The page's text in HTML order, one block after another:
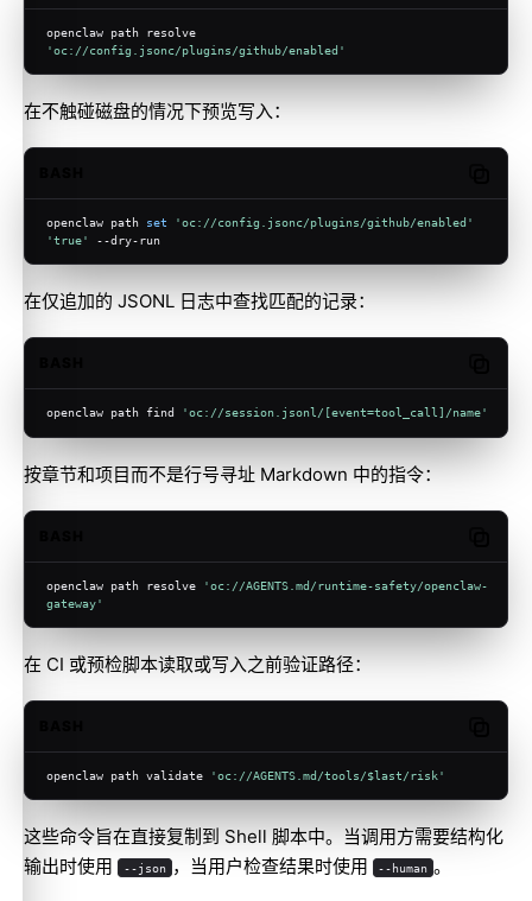
'oc://config.jsonc/plugins/github/enabled'
在不触碰磁盘的情况下预览写入：
openclaw path set
'oc://config.jsonc/plugins/github/enabled'
'true'
--dry-run
在仅追加的 JSONL 日志中查找匹配的记录：
openclaw path find 'oc://session.jsonl/[event=tool_call]/name'
按章节和项目而不是行号寻址 Markdown 中的指令：
openclaw path resolve
'oc://AGENTS.md/runtime-safety/openclaw-
gateway'
在 CI 或预检脚本读取或写入之前验证路径：
openclaw path validate 'oc://AGENTS.md/tools/$last/risk'
这些命令旨在直接复制到 Shell 脚本中。当调用方需要结构化
输出时使用
--json ，当用户检查结果时使用 --human 。